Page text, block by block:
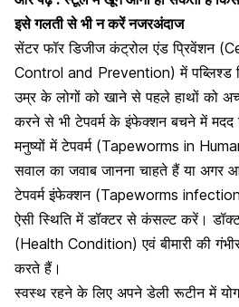
इसे गलती से भी न करें नजरअंदाज
सेंटर फॉर डिजीज कंट्रोल एंड प्रिवेंशन
Control and Prevention) में पब्लिश्ड
उम्र के लोगों को खाने से पहले हाथों को
करने से भी टेपवर्म के इंफेक्शन बचने में मदद
मनुष्यों में टेपवर्म (Tapeworms in
सवाल का जवाब जानना चाहते हैं या अगर
टेपवर्म इंफेक्शन (Tapeworms
ऐसी स्थिति में डॉक्टर से कंसल्ट करें।
(Health Condition) एवं बीमारी की
करते हैं।
स्वस्थ रहने के लिए अपने डेली रूटीन में